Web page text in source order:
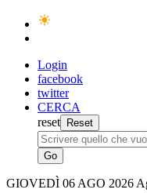
Login
facebook
twitter
CERCA
reset
GIOVEDÌ 06 AGO 2026